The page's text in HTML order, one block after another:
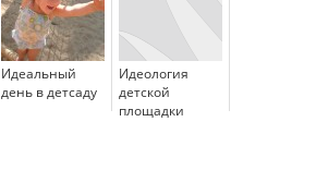
Идеальный
день в детсаду
Идеология
детской
площадки